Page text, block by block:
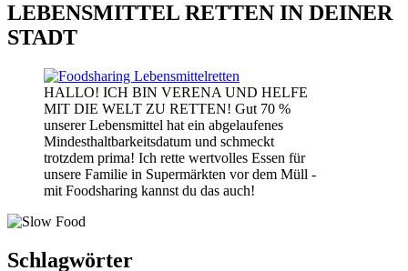
LEBENSMITTEL RETTEN IN DEINER
STADT
HALLO! ICH BIN VERENA UND HELFE
MIT DIE WELT ZU RETTEN! Gut 70 %
unserer Lebensmittel hat ein abgelaufenes
Mindesthaltbarkeitsdatum und schmeckt
trotzdem prima! Ich rette wertvolles Essen für
unsere Familie in Supermärkten vor dem Müll -
mit Foodsharing kannst du das auch!
Schlagwörter